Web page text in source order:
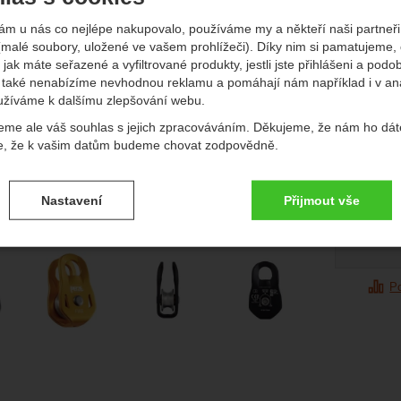
u nás co nejlépe nakupovalo, používáme my a někteří naši partneři
soubory, uložené ve vašem prohlížeči). Díky nim si pamatujeme,
máte seřazené a vyfiltrované produkty, jestli jste přihlášeni a
nenabízíme nevhodnou reklamu a pomáhají nám například i v
k dalšímu zlepšování webu.
ale váš souhlas s jejich zpracováváním. Děkujeme, že nám ho
že k vašim datům budeme chovat zodpovědně.
souhlasů s kategoriemi cookies
- bez těchto cookies náš web nebude fungovat.
cookies umožňují váš průchod nákupním košíkem, porovnávání
funkce.
a rozšířené funkce
a rozšířené funkce
abyste nemuseli vše nastavovat znovu a
spojit např. pomocí chatu
Nastavení Přijmout vše
750Kč
( 527,27